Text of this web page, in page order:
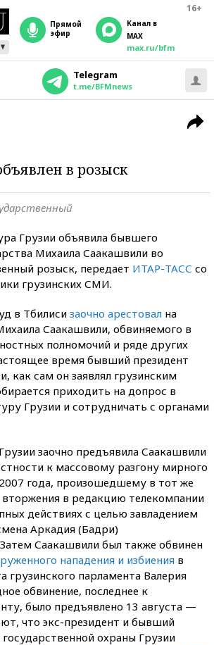
16+
прямой
эфир
Канал в
MAX
max.ru/bfm
Telegram
t.me/BFMnews
в розыск
Грузии объявила бывшего
Михаила Саакашвили во
розыск, передает ИТАР-ТАСС со
грузинских СМИ.
в Тбилиси заочно арестовал на
Саакашвили, обвиняемого в
полномочий и ряде других
время бывший президент
как сам он заявлял грузинским
приходить на допрос в
Грузии и сотрудничать с органами
заочно предъявила Саакашвили
к массовому разгону мирного
года, произошедшему в тот же
в редакцию телекомпании
действиях с целью завладением
Аркадия (Бадри)
Саакашвили был также обвинен
нападения и избиения в
грузинского парламента Валерия
обвинение, последнее к
было предъявлено 13 августа —
что экс-президент и бывший
охраны Грузии